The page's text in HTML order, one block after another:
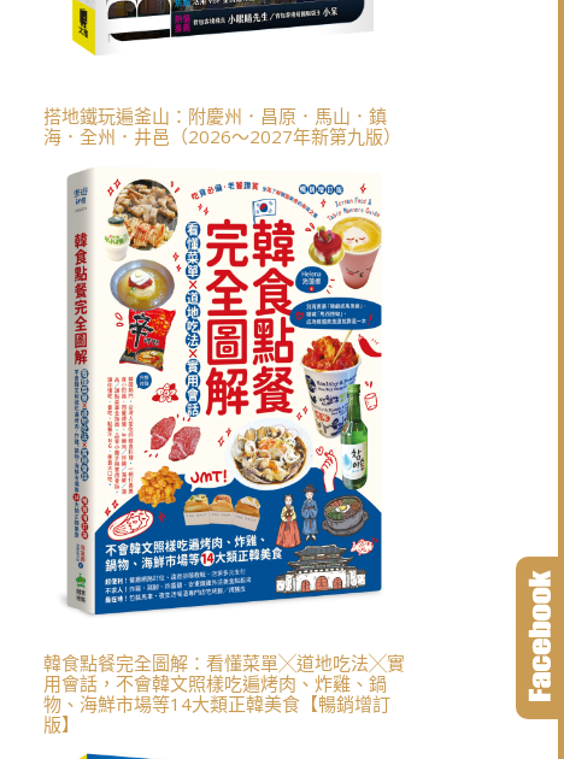
搭地鐵玩遍釜山：附慶州．昌原．馬山．鎮
海．全州．井邑（2026～2027年新第九版）
韓食點餐完全圖解：看懂菜單╳道地吃法╳實
用會話，不會韓文照樣吃遍烤肉、炸雞、鍋
物、海鮮市場等14大類正韓美食【暢銷增訂
版】